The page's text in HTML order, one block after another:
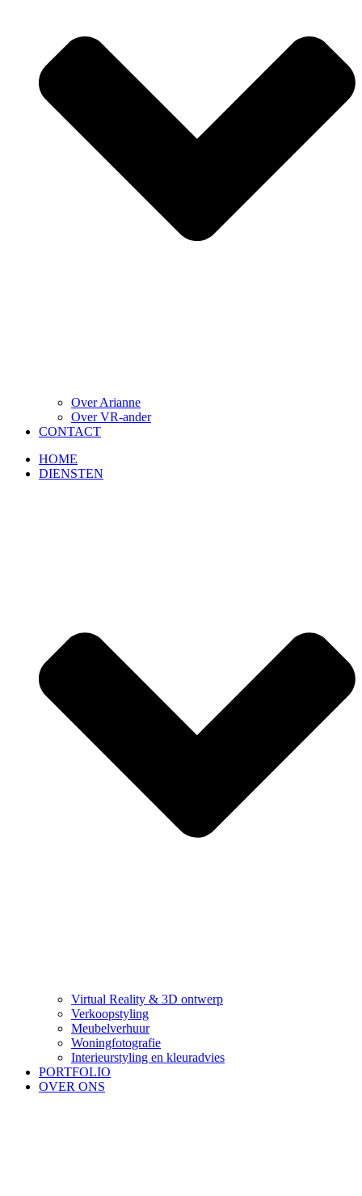
Over Arianne
Over VR-ander
CONTACT
HOME
DIENSTEN
Virtual Reality & 3D ontwerp
Verkoopstyling
Meubelverhuur
Woningfotografie
Interieurstyling en kleuradvies
PORTFOLIO
OVER ONS